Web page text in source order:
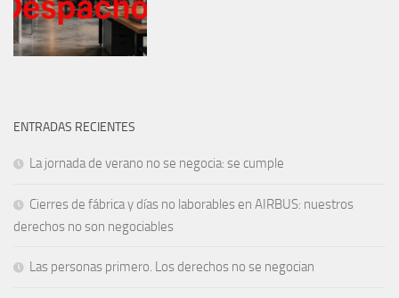
ENTRADAS RECIENTES
La jornada de verano no se negocia: se cumple
Cierres de fábrica y días no laborables en AIRBUS: nuestros
derechos no son negociables
Las personas primero. Los derechos no se negocian